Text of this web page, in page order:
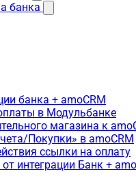
банка
банка + amoCRM
в Модульбанке
магазина к
Покупки» в amoCRM
ссылки на оплату
интеграции Банк +